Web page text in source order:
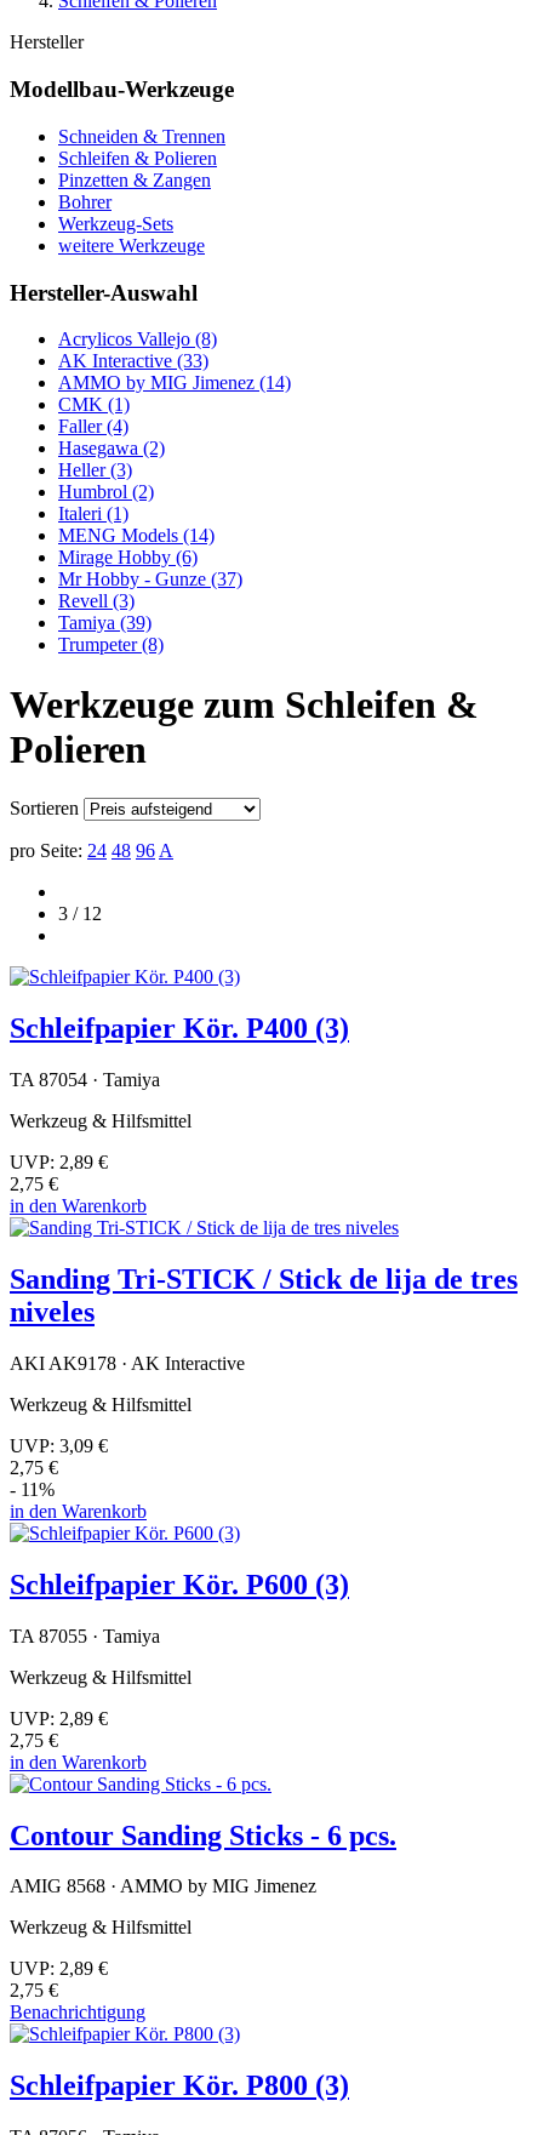
Hersteller
Modellbau-Werkzeuge
Schneiden & Trennen
Schleifen & Polieren
Pinzetten & Zangen
Bohrer
Werkzeug-Sets
weitere Werkzeuge
Hersteller-Auswahl
Acrylicos Vallejo (8)
AK Interactive (33)
AMMO by MIG Jimenez (14)
CMK (1)
Faller(4)
Hasegawa (2)
Heller(3)
Humbrol (2)
Italeri (1)
MENG Models (14)
Mirage Hobby (6)
Mr Hobby - Gunze (37)
Revell (3)
Tamiya (39)
Trumpeter(8)
Werkzeuge zum Schleifen &
Polieren
Sortieren
pro Seite: 24 48 96 A
3 / 12
Schleifpapier Kör. P400 (3)
TA 87054 · Tamiya
Werkzeug & Hilfsmittel
UVP: 2,89 €
2,75 €
in den Warenkorb
Sanding Tri-STICK / Stick de lija de tres
niveles
AKI AK9178 · AK Interactive
Werkzeug & Hilfsmittel
UVP: 3,09 €
2,75 €
- 11%
in den Warenkorb
Schleifpapier Kör. P600 (3)
TA 87055 · Tamiya
Werkzeug & Hilfsmittel
UVP: 2,89 €
2,75 €
in den Warenkorb
Contour Sanding Sticks - 6 pcs.
AMIG 8568 · AMMO by MIG Jimenez
Werkzeug & Hilfsmittel
UVP: 2,89 €
2,75 €
Benachrichtigung
Schleifpapier Kör. P800 (3)